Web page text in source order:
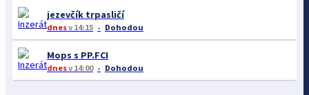
jezevčík trpasličí
dnesv 14:15 Dohodou
Mops s PP.FCI
dnesv 14:00 Dohodou